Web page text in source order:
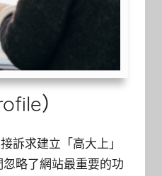
）
訴求建立「高大上」
略了網站最重要的功